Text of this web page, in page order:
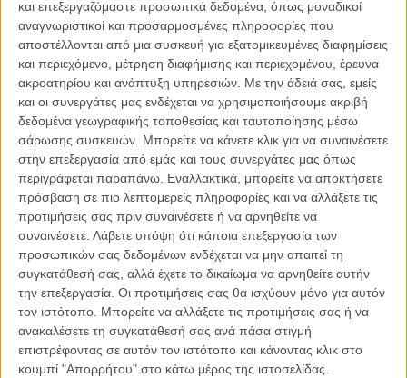
και επεξεργαζόμαστε προσωπικά δεδομένα, όπως μοναδικοί
αναγνωριστικοί και προσαρμοσμένες πληροφορίες που
αποστέλλονται από μια συσκευή για εξατομικευμένες διαφημίσεις
και περιεχόμενο, μέτρηση διαφήμισης και περιεχομένου, έρευνα
ακροατηρίου και ανάπτυξη υπηρεσιών. Με την άδειά σας, εμείς
και οι συνεργάτες μας ενδέχεται να χρησιμοποιήσουμε ακριβή
δεδομένα γεωγραφικής τοποθεσίας και ταυτοποίησης μέσω
σάρωσης συσκευών. Μπορείτε να κάνετε κλικ για να συναινέσετε
στην επεξεργασία από εμάς και τους συνεργάτες μας όπως
περιγράφεται παραπάνω. Εναλλακτικά, μπορείτε να αποκτήσετε
πρόσβαση σε πιο λεπτομερείς πληροφορίες και να αλλάξετε τις
προτιμήσεις σας πριν συναινέσετε ή να αρνηθείτε να
συναινέσετε. Λάβετε υπόψη ότι κάποια επεξεργασία των
προσωπικών σας δεδομένων ενδέχεται να μην απαιτεί τη
συγκατάθεσή σας, αλλά έχετε το δικαίωμα να αρνηθείτε αυτήν
την επεξεργασία. Οι προτιμήσεις σας θα ισχύουν μόνο για αυτόν
τον ιστότοπο. Μπορείτε να αλλάξετε τις προτιμήσεις σας ή να
ανακαλέσετε τη συγκατάθεσή σας ανά πάσα στιγμή
επιστρέφοντας σε αυτόν τον ιστότοπο και κάνοντας κλικ στο
κουμπί "Απορρήτου" στο κάτω μέρος της ιστοσελίδας.
ΑΡΘΡΑ
Βενετία 2014: «Επιστροφή στην Ιθάκη», όπου ο Λοράν
Καντέ κάνει πολιτικό τουρισμό στην Κούβα
/ 31 ΑΥΓ 2014 Λήδα Γαλανού
Η επιτυχία είναι υπερτιμημένη. Δεν σε κάνει
καλύτερο, δεν σε πάει πουθενά η επιτυχία. Είναι
απλώς ένα ωραίο, ανεβαστικό, επιφανειακό
συναίσθημα.»